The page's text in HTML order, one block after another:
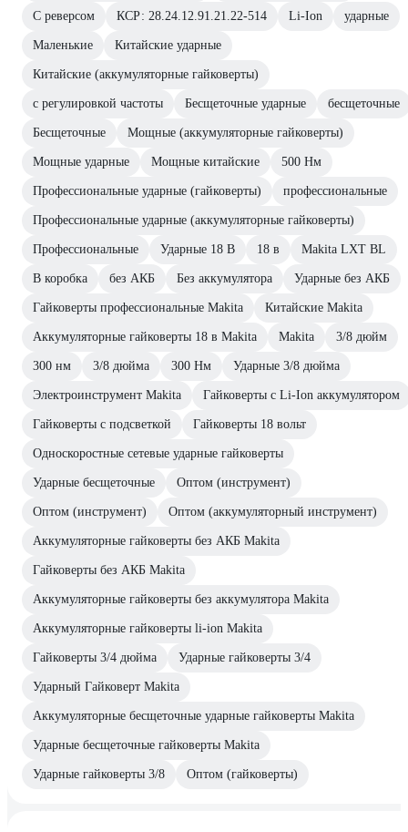
С реверсом КСР: 28.24.12.91.21.22-514 Li-Ion ударные
Маленькие Китайские ударные
Китайские (аккумуляторные гайковерты)
с регулировкой частоты Бесщеточные ударные бесщеточные
Бесщеточные Мощные (аккумуляторные гайковерты)
Мощные ударные Мощные китайские 500 Нм
Профессиональные ударные (гайковерты) профессиональные
Профессиональные ударные (аккумуляторные гайковерты)
Профессиональные Ударные 18 В 18 в Makita LXT BL
В коробка без АКБ Без аккумулятора Ударные без АКБ
Гайковерты профессиональные Makita Китайские Makita
Аккумуляторные гайковерты 18 в Makita Makita 3/8 дюйм
300 нм 3/8 дюйма 300 Нм Ударные 3/8 дюйма
Электроинструмент Makita Гайковерты с Li-Ion аккумулятором
Гайковерты с подсветкой Гайковерты 18 вольт
Односкоростные сетевые ударные гайковерты
Ударные бесщеточные Оптом (инструмент)
Оптом (инструмент) Оптом (аккумуляторный инструмент)
Аккумуляторные гайковерты без АКБ Makita
Гайковерты без АКБ Makita
Аккумуляторные гайковерты без аккумулятора Makita
Аккумуляторные гайковерты li-ion Makita
Гайковерты 3/4 дюйма Ударные гайковерты 3/4
Ударный Гайковерт Makita
Аккумуляторные бесщеточные ударные гайковерты Makita
Ударные бесщеточные гайковерты Makita
Ударные гайковерты 3/8 Оптом (гайковерты)